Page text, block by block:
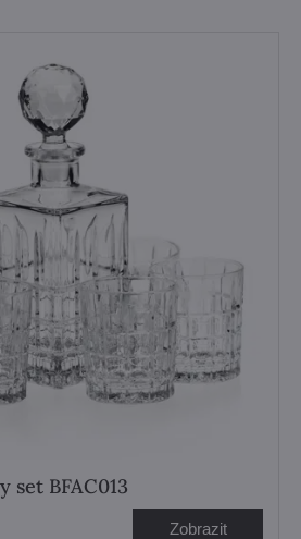
set BFAC013
Zobrazit